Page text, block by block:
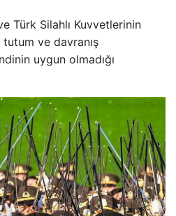
Türk Silahlı Kuvvetlerinin
ve davranış
uygun olmadığı